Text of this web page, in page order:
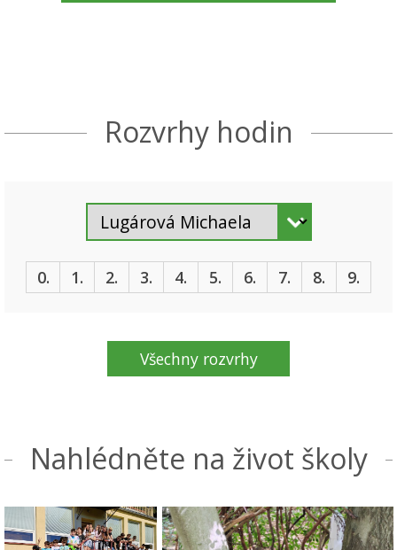
Rozvrhy hodin
0. 1. 2. 3. 4. 5. 6. 7. 8. 9.
Všechny rozvrhy
Nahlédněte na život školy